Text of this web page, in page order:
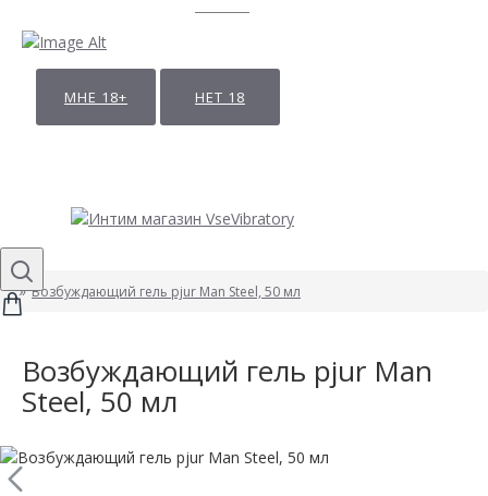
МНЕ 18+ НЕТ 18
Возбуждающий гель pjur Man Steel, 50 мл
Возбуждающий гель pjur Man
Steel, 50 мл